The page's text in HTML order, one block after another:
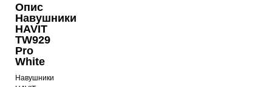
Опис
Навушники
HAVIT
TW929
Pro
White
Навушники